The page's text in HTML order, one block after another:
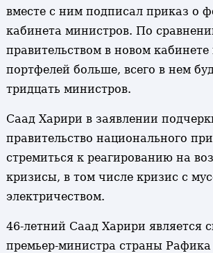
вместе с ним подписал приказ о
кабинета министров. По
правительством в новом кабинете
портфелей больше, всего в нем
тридцать министров.
Саад Харири в заявлении
правительство национального
стремиться к реагированию на
кризисы, в том числе кризис с
электричеством.
46-летний Саад Харири является
премьер-министра страны